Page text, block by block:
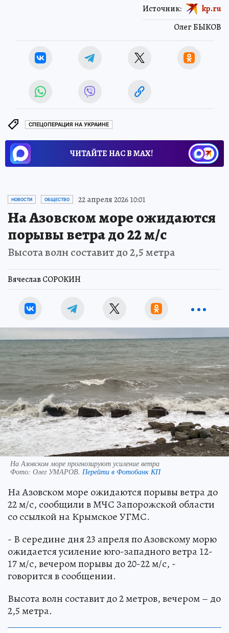
Олег БЫКОВ
Источник: kp.ru
СПЕЦОПЕРАЦИЯ НА УКРАИНЕ
ЧИТАЙТЕ НАС В МАХ!
НОВОСТИ ОБЩЕСТВО 22 апреля 2026 10:01
На Азовском море ожидаются
порывы ветра до 22 м/с
Высота волн составит до 2,5 метра
Вячеслав СОРОКИН
На Азовском море прогнозируют усиление ветра
Фото: Олег УМАРОВ. Перейти в Фотобанк КП
На Азовском море ожидаются порывы ветра до
22 м/с, сообщили в МЧС Запорожской области
со ссылкой на Крымское УГМС.
- В середине дня 23 апреля по Азовскому морю
ожидается усиление юго-западного ветра 12-
17 м/с, вечером порывы до 20-22 м/с, -
говорится в сообщении.
Высота волн составит до 2 метров, вечером – до
2,5 метра.